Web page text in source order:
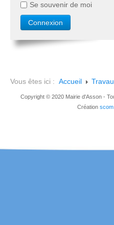
Se souvenir de moi
Vous êtes ici : Accueil
Copyright © 2020 Mairie d'Asson -
Création